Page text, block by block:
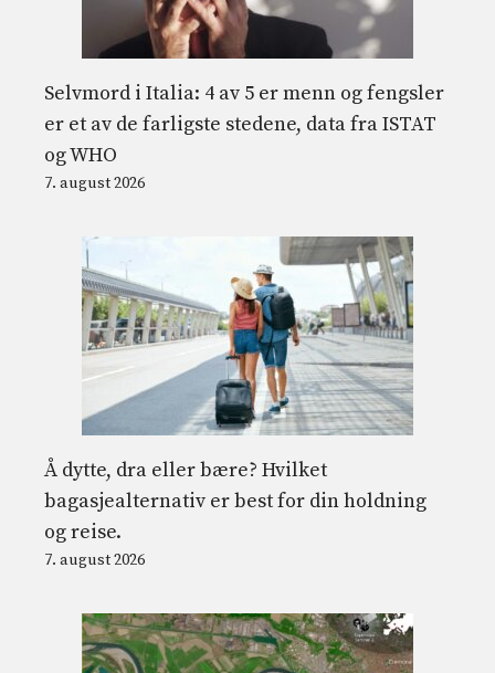
Selvmord i Italia: 4 av 5 er menn og fengsler
er et av de farligste stedene, data fra ISTAT
og WHO
7. august 2026
Å dytte, dra eller bære? Hvilket
bagasjealternativ er best for din holdning
og reise.
7. august 2026